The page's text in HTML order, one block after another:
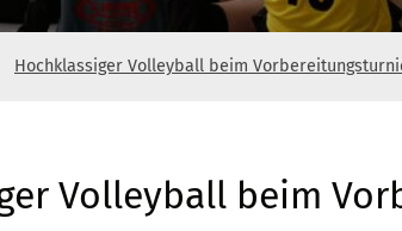
Hochklassiger Volleyball beim
Volleyball beim